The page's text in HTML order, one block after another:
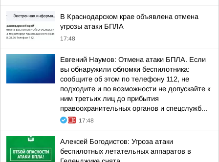
В Краснодарском крае объявлена отмена
угрозы атаки БПЛА
17:48
Евгений Наумов: Отмена атаки БПЛА. Если
вы обнаружили обломки беспилотника:
сообщите об этом по телефону 112, не
подходите и по возможности не допускайте к
ним третьих лиц до прибытия
правоохранительных органов и спецслужб...
17:48
Алексей Богодистов: Угроза атаки
беспилотных летательных аппаратов в